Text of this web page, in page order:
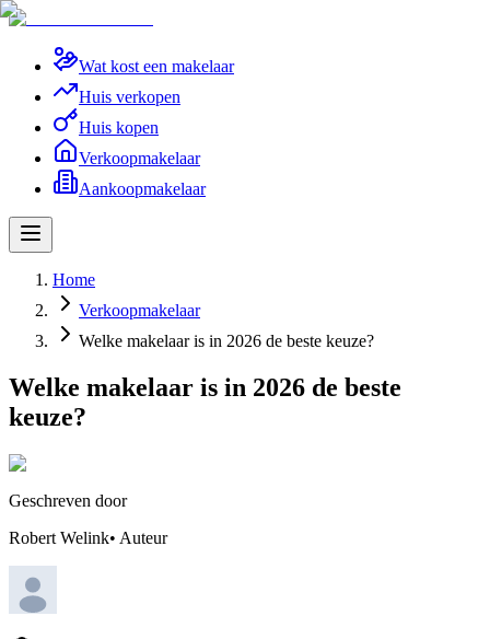
Wat kost een makelaar
Huis verkopen
Huis kopen
Verkoopmakelaar
Aankoopmakelaar
Home
Verkoopmakelaar
Welke makelaar is in 2026 de beste keuze?
Welke makelaar is in 2026 de beste
keuze?
Geschreven door
Robert Welink• Auteur